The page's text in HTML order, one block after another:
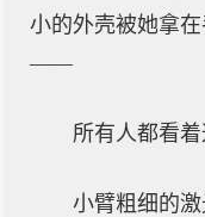
小的外壳被她拿
——
所有人都看着
小臂粗细的